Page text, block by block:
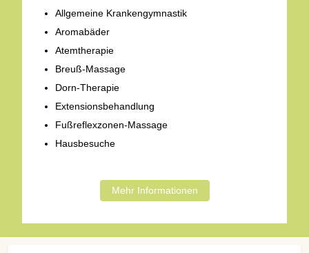
Allgemeine Krankengymnastik
Aromabäder
Atemtherapie
Breuß-Massage
Dorn-Therapie
Extensionsbehandlung
Fußreflexzonen-Massage
Hausbesuche
Mehr Informationen